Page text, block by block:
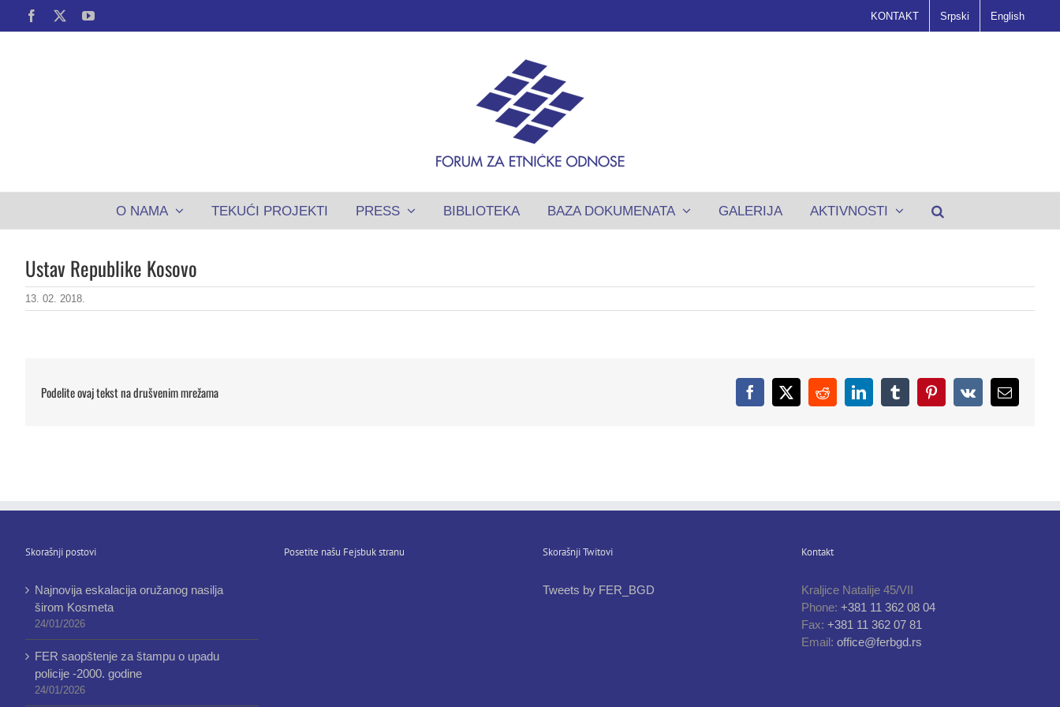
Facebook YouTube KONTAKT Srpski English
O NAMA TEKUĆI PROJEKTI PRESS BIBLIOTEKA BAZA DOKUMENATA GALERIJA AKTIVNOSTI
Ustav Republike Kosovo
13. 02. 2018.
Podelite ovaj tekst na drušvenim mrežama Facebook
X RedditLinkedInTumblrPinterest
Vk Email
Skorašnji postovi
Najnovija eskalacija oružanog nasilja
širom Kosmeta
24/01/2026
FER saopštenje za štampu o upadu
policije -2000. godine
24/01/2026
Posetite našu Fejsbuk stranu Skorašnji Twitovi
Tweets by FER_BGD
Kontakt
Kraljice Natalije 45/VII
Phone: +381 11 362 08 04
Fax: +381 11 362 07 81
Email: office@ferbgd.rs